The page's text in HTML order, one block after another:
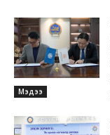
Мэдээ